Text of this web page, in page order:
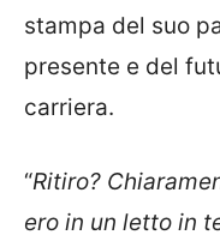
stampa del suo
presente e del
carriera.
“Ritiro?
ero in un letto in